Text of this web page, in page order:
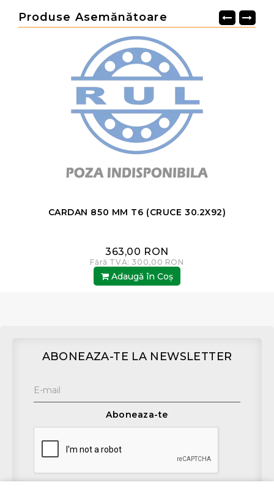
Produse Asemănătoare
CARDAN 850 MM T6 (CRUCE 30.2X92)
363,00 RON
Fără TVA: 300,00 RON
Adaugă în Coş
ABONEAZA-TE LA NEWSLETTER
Aboneaza-te